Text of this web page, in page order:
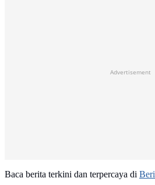
Advertisement
Baca berita terkini dan terpercaya di